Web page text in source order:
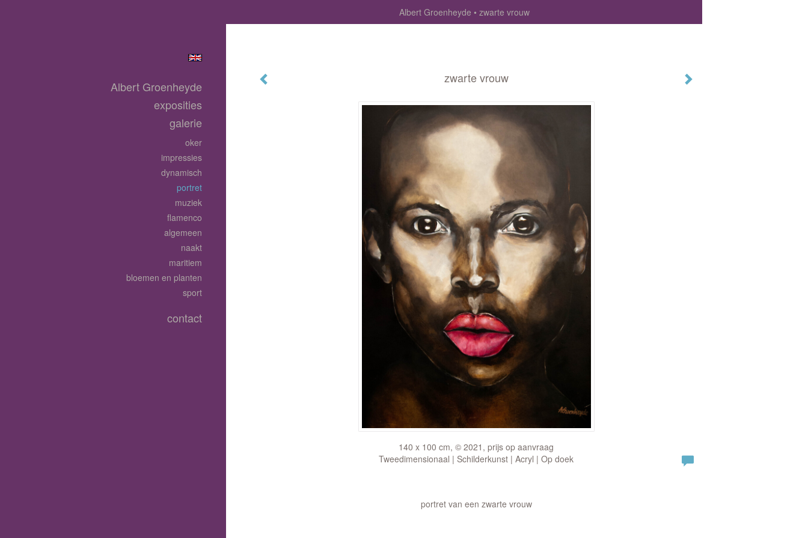
Albert Groenheyde zwarte vrouw
zwarte vrouw
140 x 100 cm, © 2021, prijs op aanvraag
Tweedimensionaal | Schilderkunst | Acryl | Op doek
portret van een zwarte vrouw
Albert Groenheyde
exposities
galerie
oker
impressies
dynamisch
portret
muziek
flamenco
algemeen
naakt
maritiem
bloemen en planten
sport
contact